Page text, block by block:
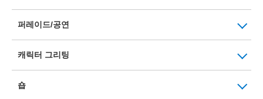
퍼레이드/공연
캐릭터 그리팅
숍